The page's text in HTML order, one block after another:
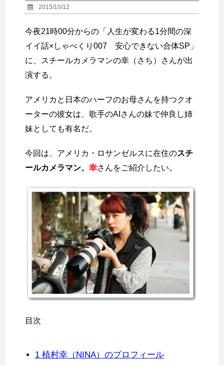
2015/10/12
今夜21時00分からの「人生が変わる1分間の深
イイ話×しゃべくり007 安心できない合体SP」
に、スチールカメラマンの幸（さち）さんが出
演する。
アメリカと日本のハーフのお母さんを持つクオ
ーターの彼女は、歌手のAIさんの妹で仲良し姉
妹としても有名だ。
今回は、アメリカ・ロサンゼルスに在住のスチ
ールカメラマン、 幸さんをご紹介したい。
目次
1 植村幸（NINA）のプロフィール